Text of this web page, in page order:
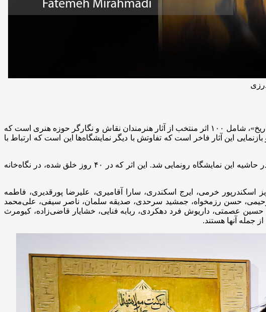
محمد زرویی نصرآباد مدیرعامل موسسه فرهنگی هنری «نام» درباره این نمایشگاه به خبرنگار مهر گفت: نمایشگاه «به بلندای تاریخ»، شامل ۱۰۰ اثر منتخب از آثار هنرمندان نقاش و نگارگر حوزه هنری است که
این آثار فاخر است که تفاوتش با دیگر نمایشگاه‌ها این است که ارتباط با
وی همچنین به رونمایی از اثر جدید مصطفی گودرزی اشاره کرد و افزود: تابلوی نقاشی «ذوالجناح» اثر مصطفی گودرزی نیز در حاشیه این نمایشگاه رونمایی شد. این اثر که در ۴۰ روز خلق شده، در نگاه‌خانه
و نگارگر است که مرتضی اسدی، پرویز اسکندرپور خرمی، ایرج اسکندری، سارا آقامیری، علیرضا پورقدیری، فاطمه
حسن رزمخواه، جمشید سرحدی، صدیقه سلمان، ناصر سیفی، علی‌محمد
عصمتی، داریوش فرد دهکردی، ربابه فنایی، خشایار قاضی‌زاده، کیومرث
جمله آنها هستند.